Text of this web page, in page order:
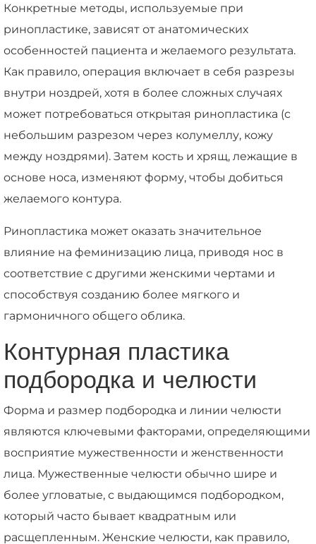
Конкретные методы, используемые при
ринопластике, зависят от анатомических
особенностей пациента и желаемого результата.
Как правило, операция включает в себя разрезы
внутри ноздрей, хотя в более сложных случаях
может потребоваться открытая ринопластика (с
небольшим разрезом через колумеллу, кожу
между ноздрями). Затем кость и хрящ, лежащие в
основе носа, изменяют форму, чтобы добиться
желаемого контура.
Ринопластика может оказать значительное
влияние на феминизацию лица, приводя нос в
соответствие с другими женскими чертами и
способствуя созданию более мягкого и
гармоничного общего облика.
Контурная пластика
подбородка и челюсти
Форма и размер подбородка и линии челюсти
являются ключевыми факторами, определяющими
восприятие мужественности и женственности
лица. Мужественные челюсти обычно шире и
более угловатые, с выдающимся подбородком,
который часто бывает квадратным или
расщепленным. Женские челюсти, как правило,